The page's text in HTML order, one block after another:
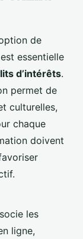
de
essentielle
d’intérêts.
permet de
culturelles,
chaque
doivent
les
ligne,